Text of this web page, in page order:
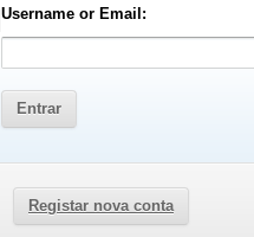
Username or Email:
Registar nova conta